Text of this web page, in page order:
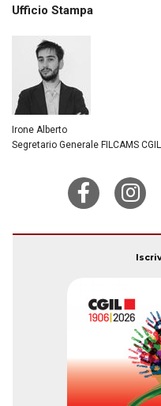
Ufficio Stampa
Irone Alberto
Segretario Generale FILCAMS